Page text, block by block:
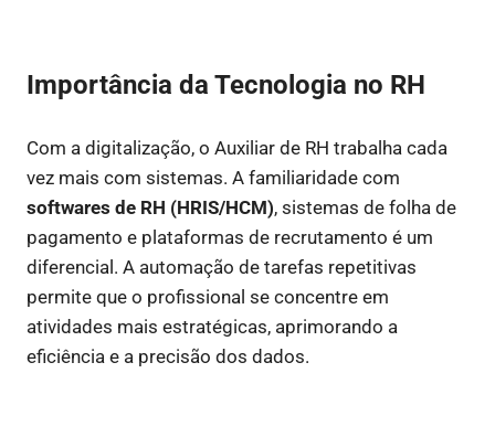
Importância da Tecnologia no RH
Com a digitalização, o Auxiliar de RH trabalha cada
vez mais com sistemas. A familiaridade com
softwares de RH (HRIS/HCM), sistemas de folha de
pagamento e plataformas de recrutamento é um
diferencial. A automação de tarefas repetitivas
permite que o profissional se concentre em
atividades mais estratégicas, aprimorando a
eficiência e a precisão dos dados.